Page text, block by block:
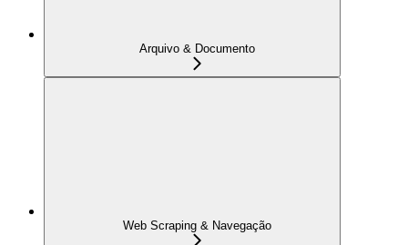
Arquivo & Documento
Web Scraping & Navegação